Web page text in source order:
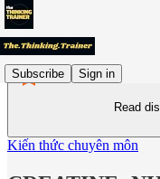
Subscribe Sign in
Read
Kiến thức chuyên môn